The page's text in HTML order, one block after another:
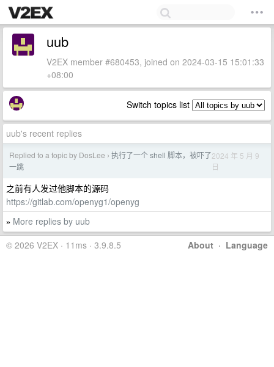
uub
V2EX member #680453, joined on 2024-03-15 15:01:33
+08:00
Switch topics list
uub's recent replies
Replied to a topic by DosLee › 执行了一个 shell 脚本，被吓了
一跳
2024 年 5 月 9
日
之前有人发过他脚本的源码
https://gitlab.com/openyg1/openyg
» More replies by uub
About · Language
© 2026 V2EX · 11ms · 3.9.8.5